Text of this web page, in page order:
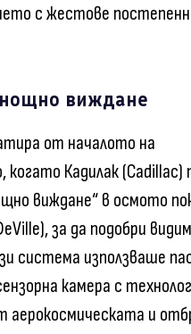
с жестове
виждане
от началото на
когато Кадилак (Cadillac)
виждане“ в осмото
за да подобри
система използваше
камера с
аерокосмическата и